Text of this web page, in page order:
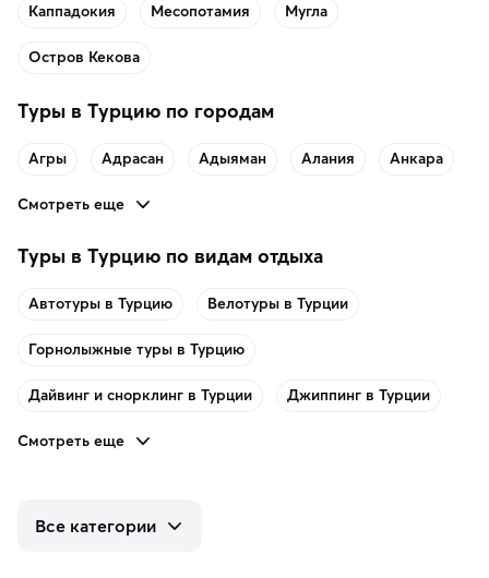
Каппадокия Месопотамия Мугла
Остров Кекова
Туры в Турцию по городам
Агры Адрасан Адыяман Алания Анкара
Смотреть еще
Туры в Турцию по видам отдыха
Автотуры в Турцию Велотуры в Турции
Горнолыжные туры в Турцию
Дайвинг и снорклинг в Турции Джиппинг в Турции
Смотреть еще
Все категории